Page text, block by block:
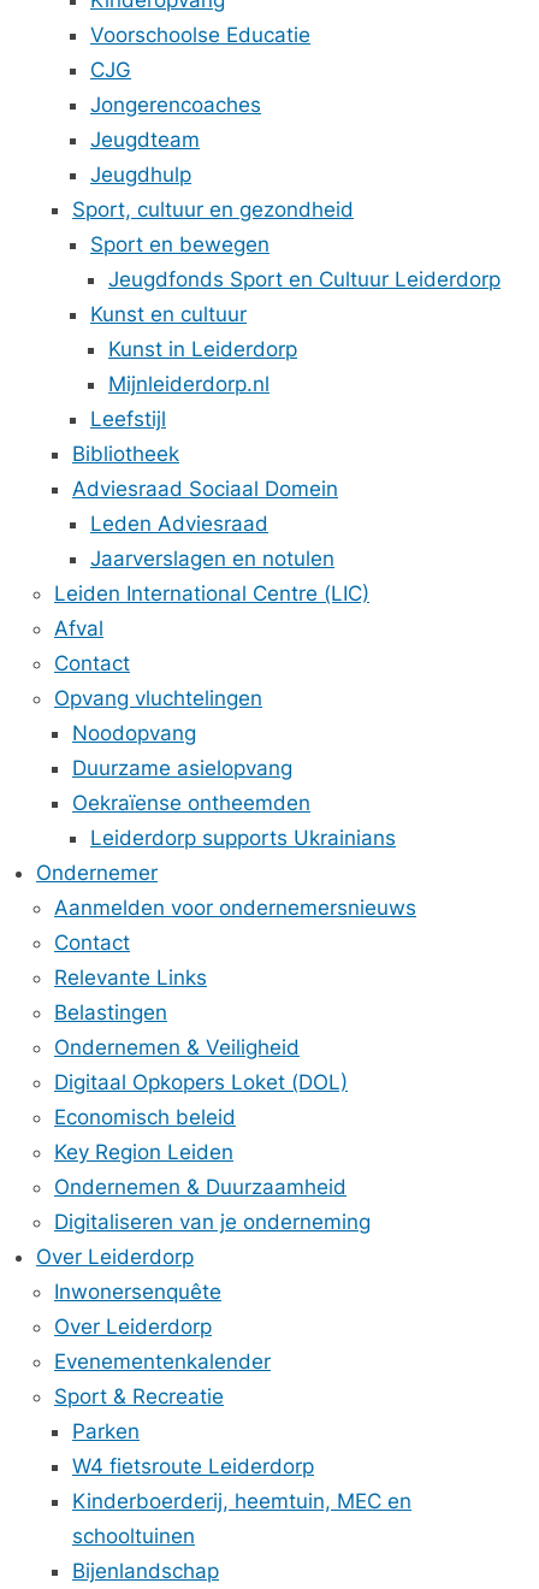
Voorschoolse Educatie
CJG
Jongerencoaches
Jeugdteam
Jeugdhulp
Sport, cultuur en gezondheid
Sport en bewegen
Jeugdfonds Sport en Cultuur Leiderdorp
Kunst en cultuur
Kunst in Leiderdorp
Mijnleiderdorp.nl
Leefstijl
Bibliotheek
Adviesraad Sociaal Domein
Leden Adviesraad
Jaarverslagen en notulen
Leiden International Centre (LIC)
Afval
Contact
Opvang vluchtelingen
Noodopvang
Duurzame asielopvang
Oekraïense ontheemden
Leiderdorp supports Ukrainians
Ondernemer
Aanmelden voor ondernemersnieuws
Contact
Relevante Links
Belastingen
Ondernemen & Veiligheid
Digitaal Opkopers Loket (DOL)
Economisch beleid
Key Region Leiden
Ondernemen & Duurzaamheid
Digitaliseren van je onderneming
Over Leiderdorp
Inwonersenquête
Over Leiderdorp
Evenementenkalender
Sport & Recreatie
Parken
W4 fietsroute Leiderdorp
Kinderboerderij, heemtuin, MEC en
schooltuinen
Bijenlandschap